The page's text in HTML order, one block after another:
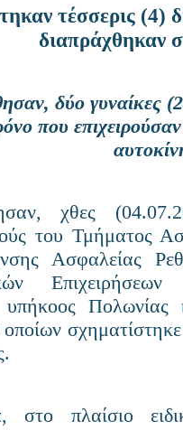
τέσσερις (4)
διαπράχθηκαν
δύο γυναίκες
που
χθες
του Τμήματος
Ασφαλείας
υπήκοος
στο πλαίσιο